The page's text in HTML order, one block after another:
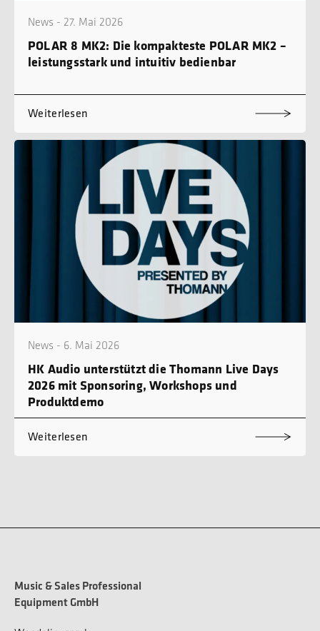
News - 27. Mai 2026
POLAR 8 MK2: Die kompakteste POLAR MK2 –
leistungsstark und intuitiv bedienbar
Weiterlesen
News - 6. Mai 2026
HK Audio unterstützt die Thomann Live Days
2026 mit Sponsoring, Workshops und
Produktdemo
Weiterlesen
Music & Sales Professional
Equipment GmbH